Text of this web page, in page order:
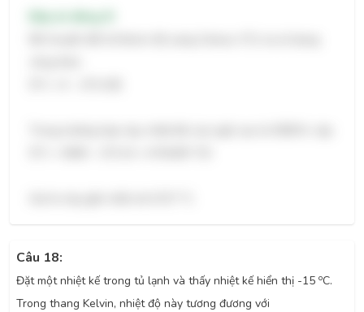
Câu 18:
Đặt một nhiệt kế trong tủ lạnh và thấy nhiệt kế hiển thị -15 oC.
Trong thang Kelvin, nhiệt độ này tương đương với